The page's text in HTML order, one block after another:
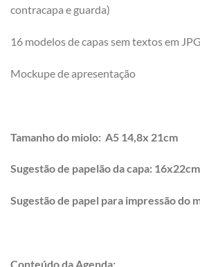
contracapa e guarda)
16 modelos de capas sem textos em JPG
Mockupe de apresentação
Tamanho do miolo: A5 14,8x 21cm
Sugestão de papelão da capa: 16x22cm
Sugestão de papel para impressão do
Conteúdo da Agenda: